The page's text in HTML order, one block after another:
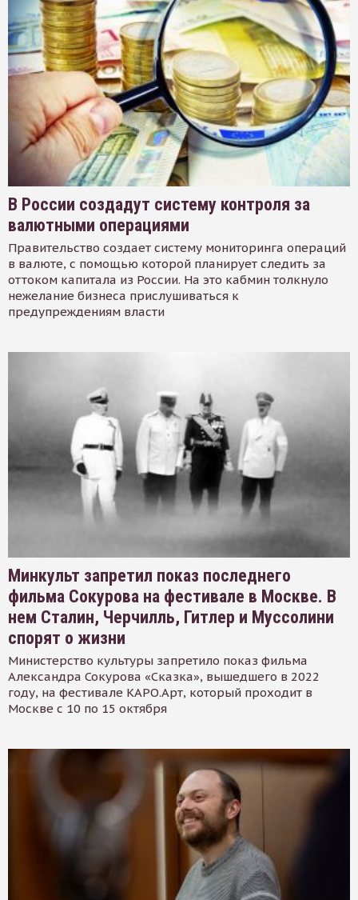
В России создадут систему контроля за
валютными операциями
Правительство создает систему мониторинга операций
в валюте, с помощью которой планирует следить за
оттоком капитала из России. На это кабмин толкнуло
нежелание бизнеса прислушиваться к
предупреждениям власти
Минкульт запретил показ последнего
фильма Сокурова на фестивале в Москве. В
нем Сталин, Черчилль, Гитлер и Муссолини
спорят о жизни
Министерство культуры запретило показ фильма
Александра Сокурова «Сказка», вышедшего в 2022
году, на фестивале КАРО.Арт, который проходит в
Москве с 10 по 15 октября